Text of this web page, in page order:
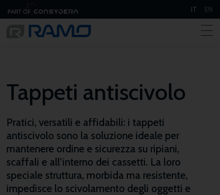
IT EN
Tappeti antiscivolo
Pratici, versatili e affidabili: i tappeti
antiscivolo sono la soluzione ideale per
mantenere ordine e sicurezza su ripiani,
scaffali e all’interno dei cassetti. La loro
speciale struttura, morbida ma resistente,
impedisce lo scivolamento degli oggetti e